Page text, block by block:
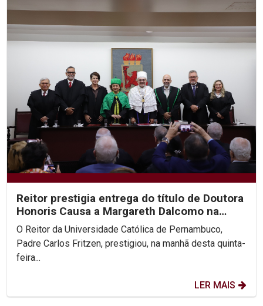
Reitor prestigia entrega do título de Doutora
Honoris Causa a Margareth Dalcomo na
UFPE
O Reitor da Universidade Católica de Pernambuco,
Padre Carlos Fritzen, prestigiou, na manhã desta quinta-
feira...
LER MAIS